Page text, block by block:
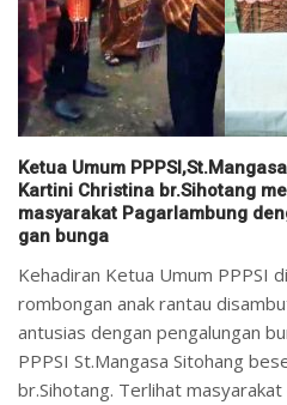
Ketua Umum
Kartini Christina br.Sihotang
masyarakat Pagarlambung
gan bunga
Kehadiran Ketua Umum PPPSI
rombongan anak rantau
antusias dengan pengalungan
PPPSI St.Mangasa Sitohang
br.Sihotang. Terlihat